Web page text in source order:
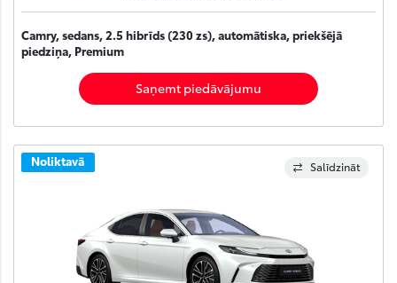
Camry, sedans, 2.5 hibrīds (230 zs), automātiska, priekšējā
piedziņa, Premium
Saņemt piedāvājumu
Salīdzināt
Noliktavā